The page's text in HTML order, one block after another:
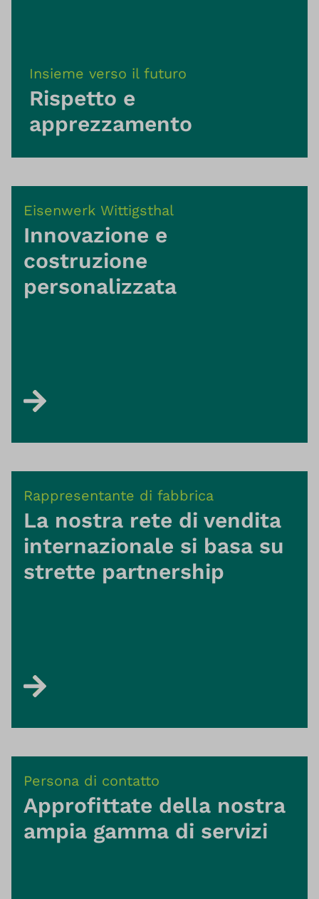
Insieme verso il futuro
Rispetto e
apprezzamento
Eisenwerk Wittigsthal
Innovazione e
costruzione
personalizzata
Rappresentante di fabbrica
La nostra rete di vendita
internazionale si basa su
strette partnership
Persona di contatto
Approfittate della nostra
ampia gamma di servizi